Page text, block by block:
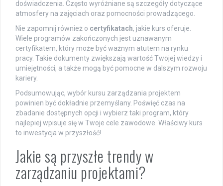
doświadczenia. Często wyróżniane są szczegóły dotyczące
atmosfery na zajęciach oraz pomocności prowadzącego.
Nie zapomnij również o certyfikatach, jakie kurs oferuje.
Wiele programów zakończonych jest uznawanym
certyfikatem, który może być ważnym atutem na rynku
pracy. Takie dokumenty zwiększają wartość Twojej wiedzy i
umiejętności, a także mogą być pomocne w dalszym rozwoju
kariery.
Podsumowując, wybór kursu zarządzania projektem
powinien być dokładnie przemyślany. Poświęć czas na
zbadanie dostępnych opcji i wybierz taki program, który
najlepiej wpisuje się w Twoje cele zawodowe. Właściwy kurs
to inwestycja w przyszłość!
Jakie są przyszłe trendy w
zarządzaniu projektami?